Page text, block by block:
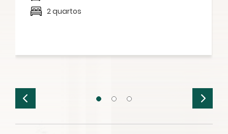
2 quartos